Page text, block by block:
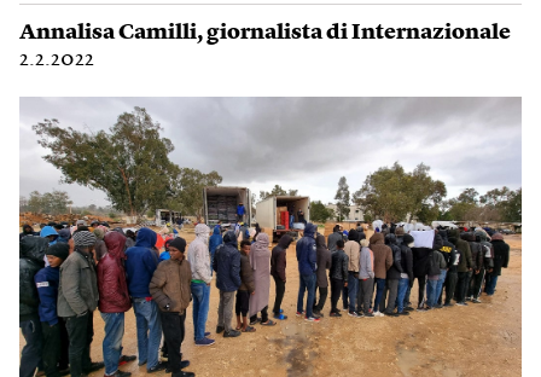
Annalisa Camilli, giornalista di Internazionale
2.2.2022